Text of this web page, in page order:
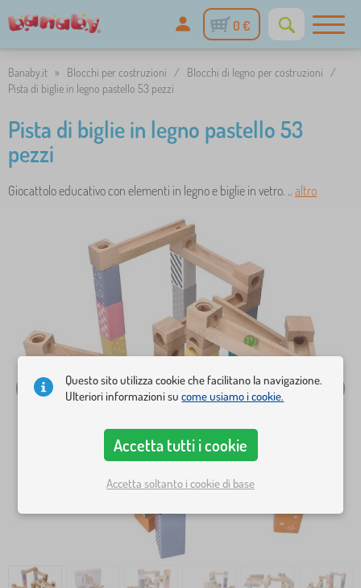
0 €
Banaby.it » Blocchi per costruzioni / Blocchi di legno per costruzioni
/
Pista di biglie in legno pastello 53 pezzi
Pista di biglie in legno pastello 53
pezzi
Giocattolo educativo con elementi in legno e biglie in vetro. .. altro
Questo sito utilizza cookie che facilitano la navigazione.
Ulteriori informazioni sucome usiamo i cookie.
Accetta tutti i cookie
Accetta soltanto i cookie di base